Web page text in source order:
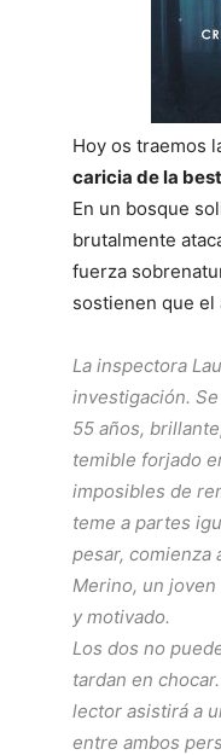
Hoy os traemos
caricia de la
En un bosque
brutalmente
fuerza
sostienen que el
La inspectora
investigación.
55 años,
temible forjado
imposibles de
teme a partes
pesar, comienza
Merino, un
y motivado.
Los dos no
tardan en
lector asistirá a
entre ambos